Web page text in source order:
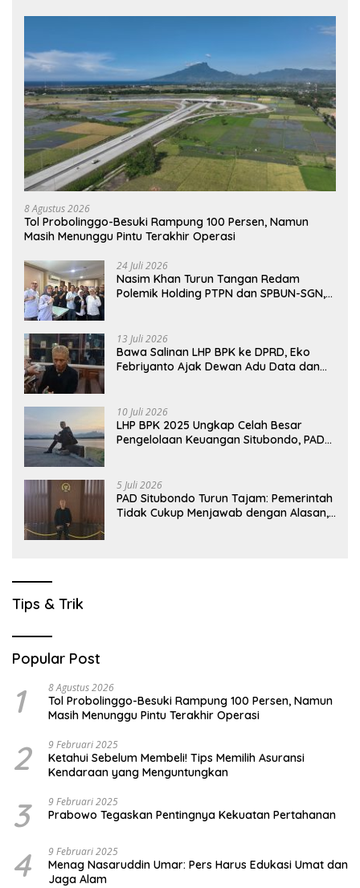
8 Agustus 2026
Tol Probolinggo-Besuki Rampung 100 Persen, Namun
Masih Menunggu Pintu Terakhir Operasi
24 Juli 2026
Nasim Khan Turun Tangan Redam
Polemik Holding PTPN dan SPBUN-SGN,
13 Juli 2026
Bawa Salinan LHP BPK ke DPRD, Eko
Febriyanto Ajak Dewan Adu Data dan
10 Juli 2026
LHP BPK 2025 Ungkap Celah Besar
Pengelolaan Keuangan Situbondo, PAD
5 Juli 2026
PAD Situbondo Turun Tajam: Pemerintah
Tidak Cukup Menjawab dengan Alasan,
Tips & Trik
Popular Post
1 8 Agustus 2026
Tol Probolinggo-Besuki Rampung 100 Persen, Namun
Masih Menunggu Pintu Terakhir Operasi
2 9 Februari 2025
Ketahui Sebelum Membeli! Tips Memilih Asuransi
Kendaraan yang Menguntungkan
3 9 Februari 2025
Prabowo Tegaskan Pentingnya Kekuatan Pertahanan
4 9 Februari 2025
Menag Nasaruddin Umar: Pers Harus Edukasi Umat dan
Jaga Alam